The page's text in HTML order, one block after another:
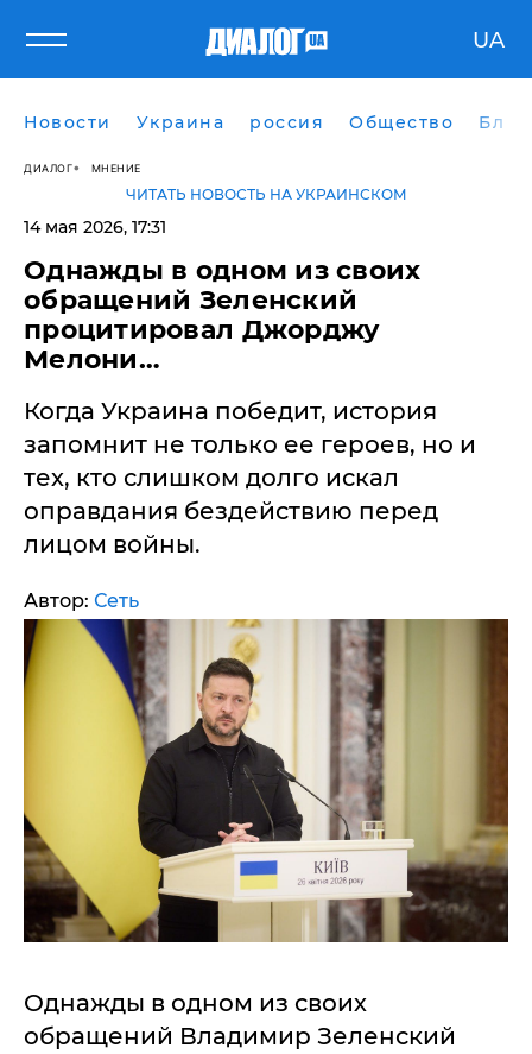
UA
Новости Украина россия Общество
ДИАЛОГ МНЕНИЕ
ЧИТАТЬ НОВОСТЬ НА УКРАИНСКОМ
14 мая 2026, 17:31
​Однажды в одном из своих
обращений Зеленский
процитировал Джорджу
Мелони…
Когда Украина победит, история
запомнит не только ее героев, но и
тех, кто слишком долго искал
оправдания бездействию перед
лицом войны.
Автор: Сеть
Однажды в одном из своих
обращений Владимир Зеленский